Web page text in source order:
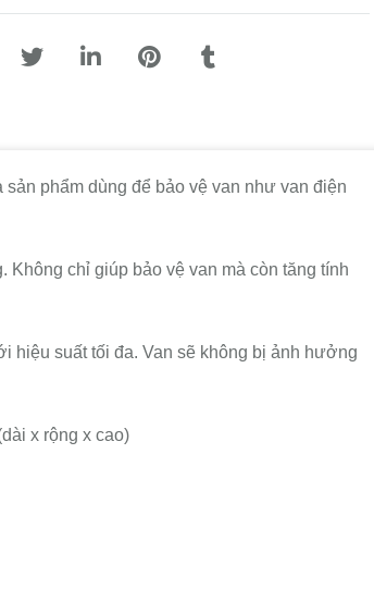
phẩm dùng để bảo vệ van như van điện
chỉ giúp bảo vệ van mà còn tăng tính
hiệu suất tối đa. Van sẽ không bị ảnh hưởng
x rộng x cao)